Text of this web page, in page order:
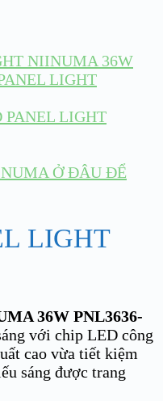
NIINUMA 36W
LIGHT
PANEL LIGHT
Ở ĐÂU ĐỂ
LIGHT
36W PNL3636-
với chip LED công
cao vừa tiết kiệm
sáng được trang